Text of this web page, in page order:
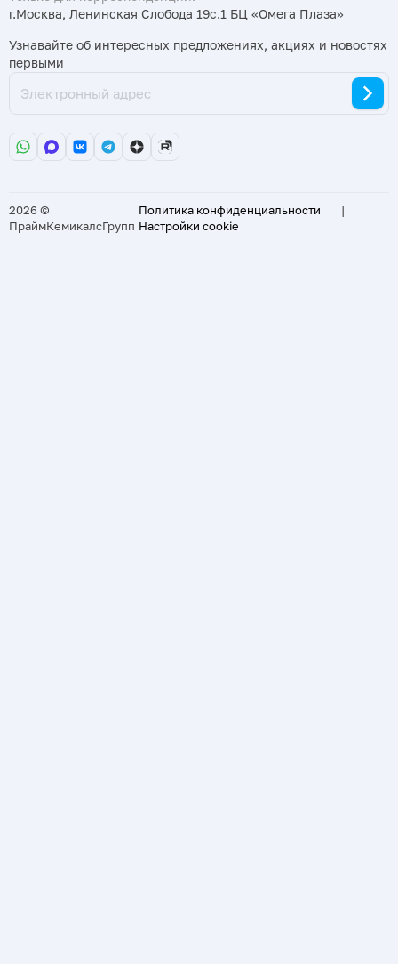
г.Москва, Ленинская Слобода 19с.1 БЦ «Омега Плаза»
Узнавайте об интересных предложениях, акциях и новостях
первыми
2026 ©
ПраймКемикалсГрупп
Политика конфиденциальности
|
Настройки cookie